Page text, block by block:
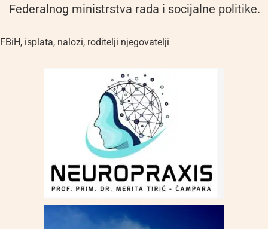
Federalnog ministrstva rada i socijalne politike.
FBiH, isplata, nalozi, roditelji njegovatelji